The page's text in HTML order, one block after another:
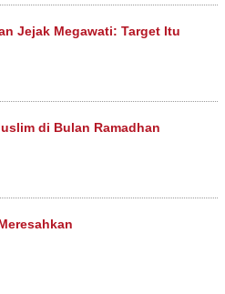
Jejak Megawati: Target Itu
di Bulan Ramadhan